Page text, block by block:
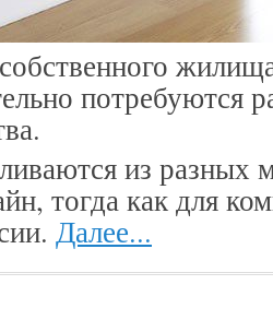
потребуются
из разных
тогда как для
Далее...